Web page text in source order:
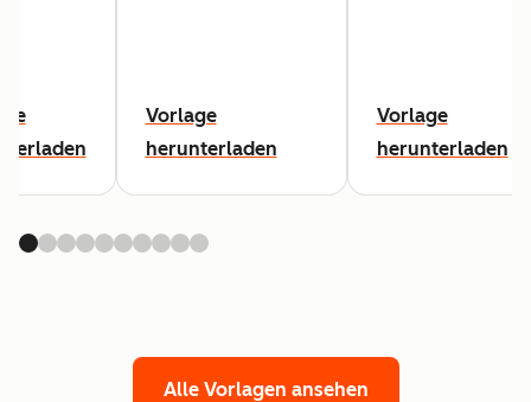
Vorlage
herunterladen
Vorlage
herunterladen
Alle Vorlagen ansehen